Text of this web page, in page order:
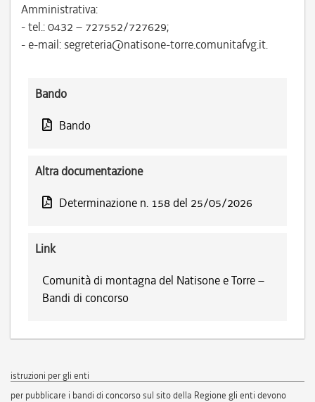
Amministrativa:
- tel.: 0432 – 727552/727629;
- e-mail: segreteria@natisone-torre.comunitafvg.it.
Bando
Bando
Altra documentazione
Determinazione n. 158 del 25/05/2026
Link
Comunità di montagna del Natisone e Torre –
Bandi di concorso
istruzioni per gli enti
per pubblicare i bandi di concorso sul sito della Regione gli enti devono